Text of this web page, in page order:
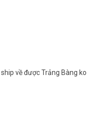
về được Trảng Bàng ko